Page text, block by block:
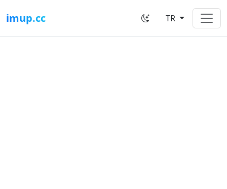
imup.cc TR